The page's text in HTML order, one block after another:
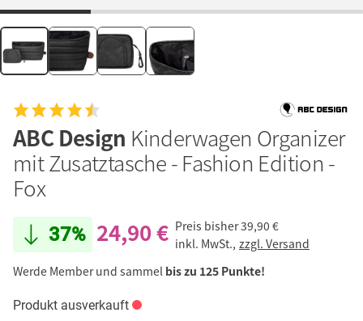
ABC Design Kinderwagen Organizer
mit Zusatztasche - Fashion Edition -
Fox
37% 24,90 € Preis bisher39,90 €
inkl. MwSt., zzgl. Versand
Werde Member und sammel bis zu 125 Punkte!
Produkt ausverkauft